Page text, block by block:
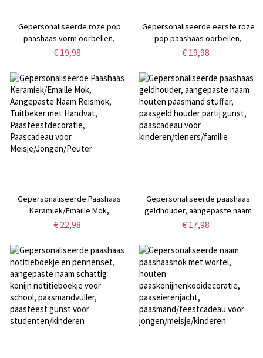
Gepersonaliseerde roze pop
paashaas vorm oorbellen,
aangepaste initiële waterdruppel
gunst,
Pasen/verjaardagscadeaus voor
meisjes/vrouwen
€ 19,98
Gepersonaliseerde eerste roze
pop paashaas oorbellen,
aangepaste acryl hete roze
gunst, paascadeau voor
meisje/volwassene/haar
€ 19,98
Gepersonaliseerde Paashaas
Keramiek/Emaille Mok,
Aangepaste Naam Reismok,
Paasfeestdecoratie, Paascadeau
voor Meisje/Jongen/Peuter
€ 22,98
Gepersonaliseerde paashaas
geldhouder, aangepaste naam
houten paasmand stuffer,
paascadeau voor
kinderen/tieners/familie
€ 17,98